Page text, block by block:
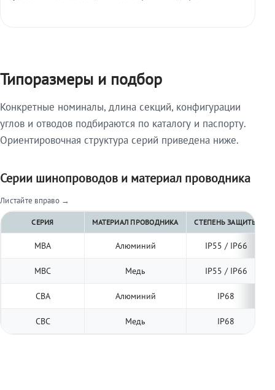
Типоразмеры и подбор
Конкретные номиналы, длина секций, конфигурации
углов и отводов подбираются по каталогу и паспорту.
Ориентировочная структура серий приведена ниже.
Серии шинопроводов и материал проводника
Листайте вправо →
СЕРИЯ МАТЕРИАЛ ПРОВОДНИКА СТЕПЕНЬ ЗАЩИТЫ
МВА Алюминий IP55 / IP66
МВС Медь IP55 / IP66
СВА Алюминий IP68
СВС Медь IP68